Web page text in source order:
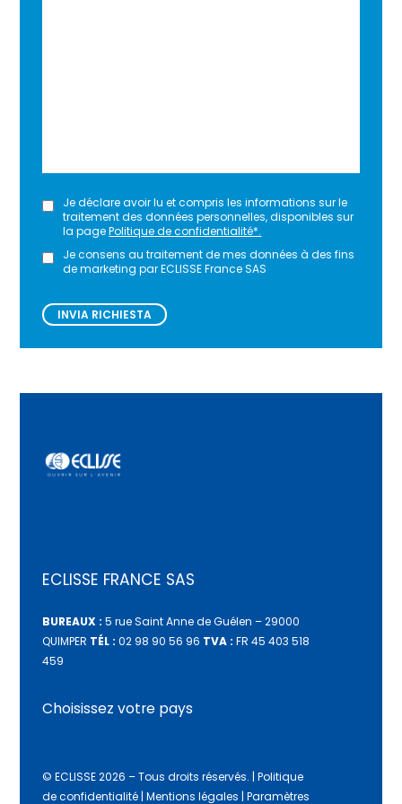
Je déclare avoir lu et compris les informations sur le
traitement des données personnelles, disponibles sur
la pagePolitique de confidentialité*.
Je consens au traitement de mes données à des fins
de marketing par ECLISSE France SAS
ECLISSE FRANCE SAS
BUREAUX : 5 rue Saint Anne de Guélen – 29000
QUIMPER TÉL : 02 98 90 56 96 TVA : FR 45 403 518
459
Choisissez votre pays
© ECLISSE 2026 – Tous droits réservés. |Politique
de confidentialité |Mentions légales |Paramètres